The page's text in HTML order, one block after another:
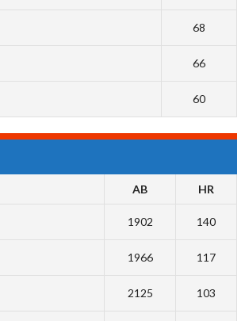
68
66
60
AB HR
1902 140
1966 117
2125 103